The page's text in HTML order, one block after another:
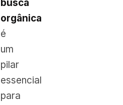
busca
orgânica
é
um
pilar
essencial
para